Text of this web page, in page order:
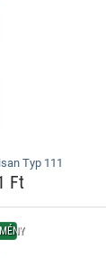
Typ 111
Ft